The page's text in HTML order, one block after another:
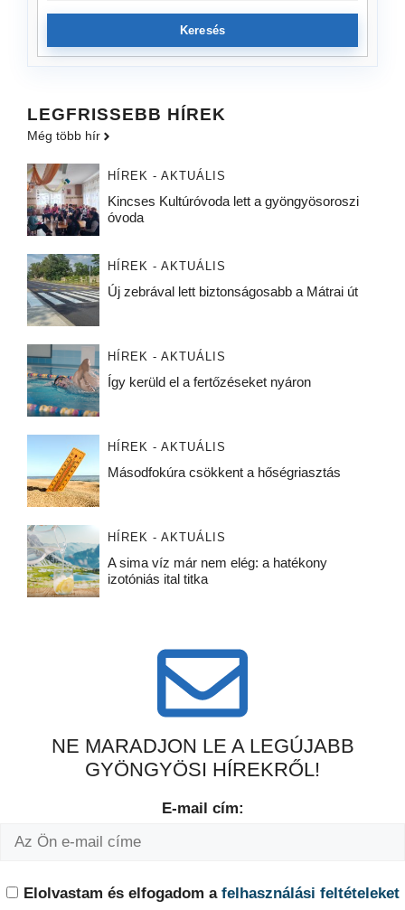
Keresés
LEGFRISSEBB HÍREK
Még több hír
HÍREK - AKTUÁLIS
Kincses Kultúróvoda lett a gyöngyösoroszi
óvoda
HÍREK - AKTUÁLIS
Új zebrával lett biztonságosabb a Mátrai út
HÍREK - AKTUÁLIS
Így kerüld el a fertőzéseket nyáron
HÍREK - AKTUÁLIS
Másodfokúra csökkent a hőségriasztás
HÍREK - AKTUÁLIS
A sima víz már nem elég: a hatékony
izotóniás ital titka
NE MARADJON LE A LEGÚJABB
GYÖNGYÖSI HÍREKRŐL!
E-mail cím:
Elolvastam és elfogadom a felhasználási feltételeket